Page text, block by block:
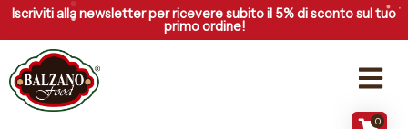
Vai
contenuto
Iscriviti alla newsletter per ricevere subito il 5% di sconto sul tuo
primo ordine!
Menu
0